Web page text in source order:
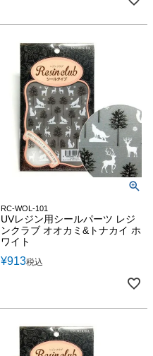
RC-WOL-101
UVレジン用シールパーツ レジ
ンクラブ オオカミ&トナカイ ホ
ワイト
¥913税込